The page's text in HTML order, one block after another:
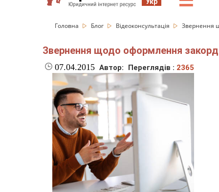
Головна Блог Відеоконсультація Звернення
Звернення щодо оформлення
07.04.2015 Автор: Переглядів : 2365